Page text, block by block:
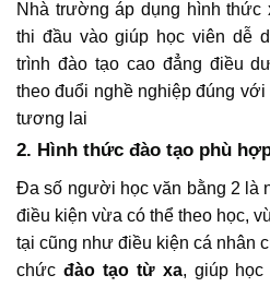
Nhà trường áp dụng hình thức
thi đầu vào giúp học viên dễ
trình đào tạo cao đẳng điều
theo đuổi nghề nghiệp đúng
tương lai
2. Hình thức đào tạo phù
Đa số người học văn bằng 2 là
điều kiện vừa có thể theo học,
tại cũng như điều kiện cá nhân
chức đào tạo từ xa, giúp học